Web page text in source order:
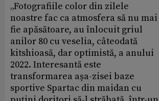
„Fotografiile color din zilele
noastre fac ca atmosfera să nu mai
fie apăsătoare, au înlocuit griul
anilor 80 cu veselia, câteodată
kitshioasă, dar optimistă, a anului
2022. Interesantă este
transformarea așa-zisei baze
sportive Spartac din maidan cu